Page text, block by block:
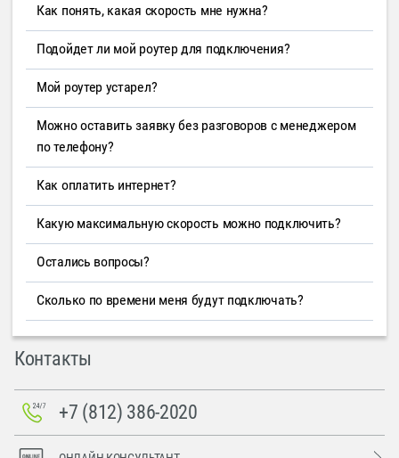
Как понять, какая скорость мне нужна?
Подойдет ли мой роутер для подключения?
Мой роутер устарел?
Можно оставить заявку без разговоров с менеджером
по телефону?
Как оплатить интернет?
Какую максимальную скорость можно подключить?
Остались вопросы?
Сколько по времени меня будут подключать?
Контакты
+7 (812) 386-2020